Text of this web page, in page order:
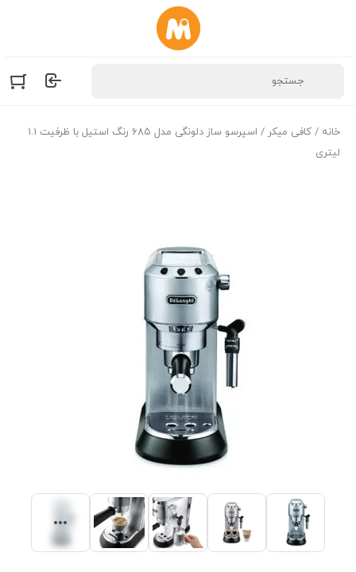
خانه / کافی میکر
/ اسپرسو ساز دلونگی مدل ۶۸۵ رنگ استیل با ظرفیت ۱.۱
لیتری